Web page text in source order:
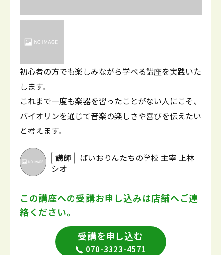
初心者の方でも楽しみながら学べる講座を実践いた
します。
これまで一度も楽器を習ったことがない人にこそ、
バイオリンを通じて音楽の楽しさや喜びを伝えたい
と考えます。
講師
ばいおりんたちの学校 主宰 上林
シオ
この講座への受講お申し込みは店舗へご連
絡ください。
受講を申し込む
070-3323-4571